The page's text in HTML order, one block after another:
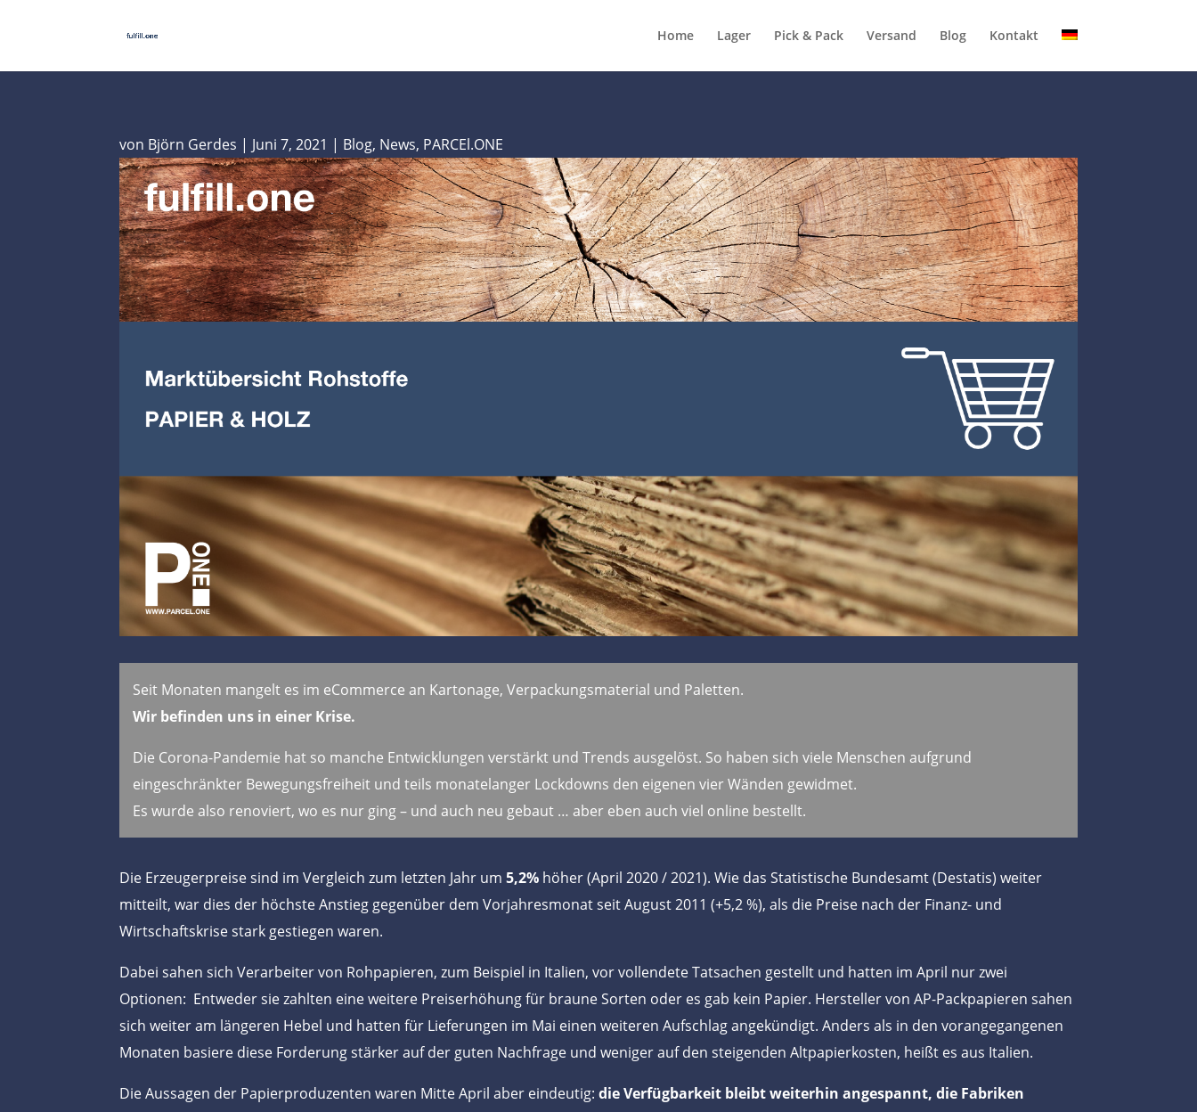
Home Lager Pick & Pack Versand Blog Kontakt
von Björn Gerdes | Juni 7, 2021 | Blog, News, PARCEl.ONE
Seit Monaten mangelt es im eCommerce an Kartonage, Verpackungsmaterial und Paletten.
Wir befinden uns in einer Krise.
Die Corona-Pandemie hat so manche Entwicklungen verstärkt und Trends ausgelöst. So haben sich viele Menschen aufgrund
eingeschränkter Bewegungsfreiheit und teils monatelanger Lockdowns den eigenen vier Wänden gewidmet.
Es wurde also renoviert, wo es nur ging – und auch neu gebaut … aber eben auch viel online bestellt.
Die Erzeugerpreise sind im Vergleich zum letzten Jahr um5,2% höher (April 2020 / 2021). Wie das Statistische Bundesamt (Destatis) weiter
mitteilt, war dies der höchste Anstieg gegenüber dem Vorjahresmonat seit August 2011 (+5,2 %), als die Preise nach der Finanz- und
Wirtschaftskrise stark gestiegen waren.
Dabei sahen sich Verarbeiter von Rohpapieren, zum Beispiel in Italien, vor vollendete Tatsachen gestellt und hatten im April nur zwei
Optionen: Entweder sie zahlten eine weitere Preiserhöhung für braune Sorten oder es gab kein Papier. Hersteller von AP-Packpapieren sahen
sich weiter am längeren Hebel und hatten für Lieferungen im Mai einen weiteren Aufschlag angekündigt. Anders als in den vorangegangenen
Monaten basiere diese Forderung stärker auf der guten Nachfrage und weniger auf den steigenden Altpapierkosten, heißt es aus Italien.
Die Aussagen der Papierproduzenten waren Mitte April aber eindeutig:die Verfügbarkeit bleibt weiterhin angespannt, die Fabriken